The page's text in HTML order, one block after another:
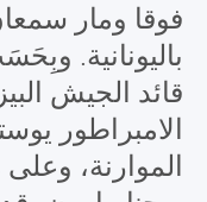
فوقا ومار
باليونانية.
قائد الجيش
الامبراطور
الموارنة،